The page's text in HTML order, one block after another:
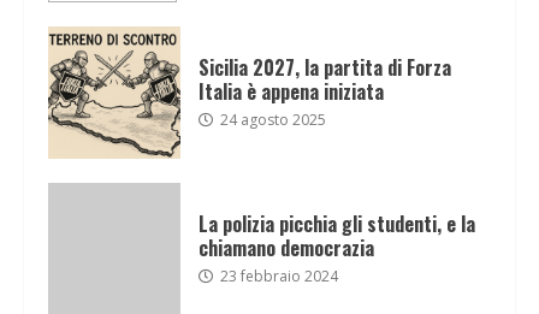
Sicilia 2027, la partita di Forza
Italia è appena iniziata
24 agosto 2025
La polizia picchia gli studenti, e la
chiamano democrazia
23 febbraio 2024